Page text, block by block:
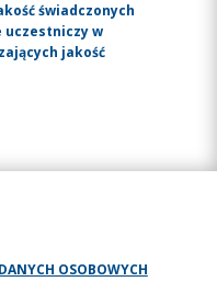
świadczonych
uczestniczy w
jakość
OSOBOWYCH